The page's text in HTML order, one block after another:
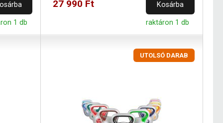
1 db
27 990 Ft Kosárba
raktáron 1 db
UTOLSÓ DARAB